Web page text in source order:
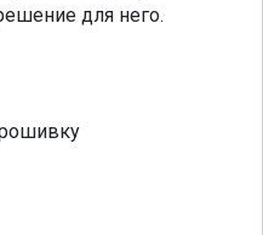
для него.